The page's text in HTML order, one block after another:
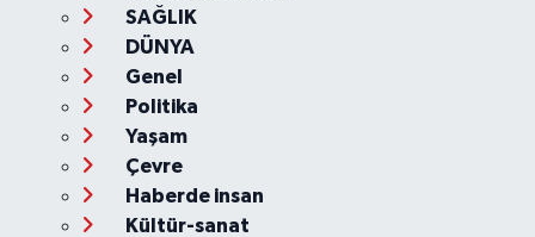
SAĞLIK
DÜNYA
Genel
Politika
Yaşam
Çevre
Haberde insan
Kültür-sanat